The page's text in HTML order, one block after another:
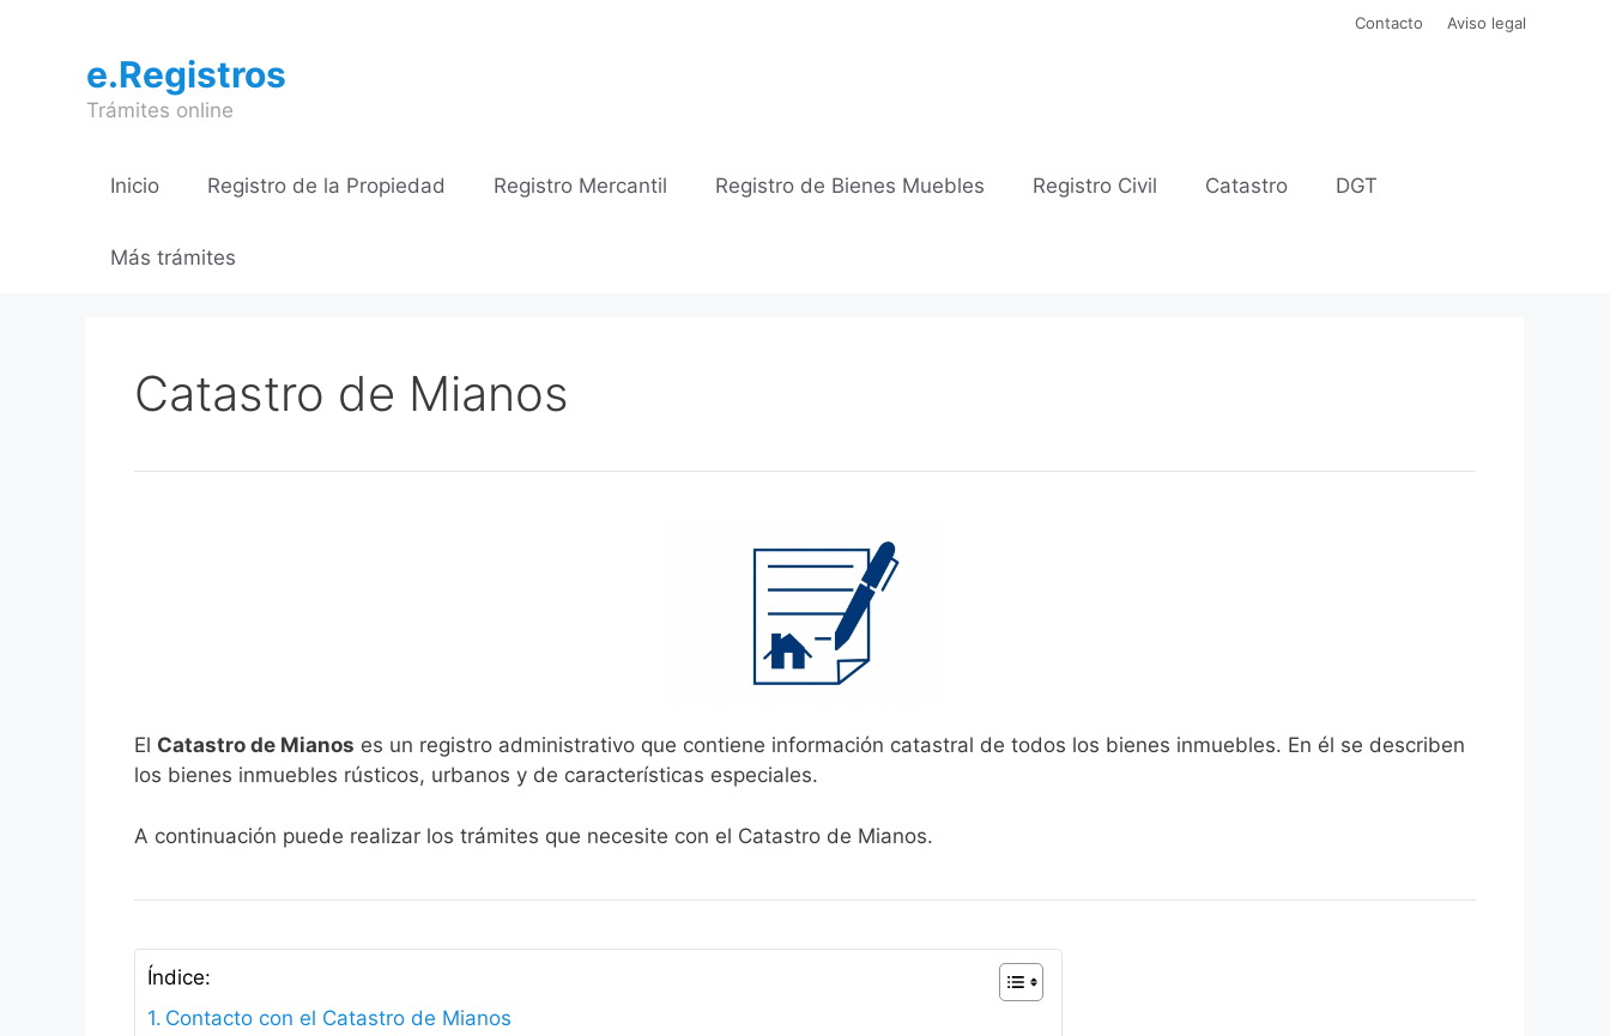
contenido
Contacto Aviso legal
e.Registros
Trámites online
Inicio Registro de la Propiedad Registro Mercantil Registro de Bienes Muebles Registro Civil Catastro DGT
Más trámites
Catastro de Mianos
El Catastro de Mianos es un registro administrativo que contiene información catastral de todos los bienes inmuebles. En él se describen
los bienes inmuebles rústicos, urbanos y de características especiales.
A continuación puede realizar los trámites que necesite con el Catastro de Mianos.
Índice:
Contacto con el Catastro de Mianos